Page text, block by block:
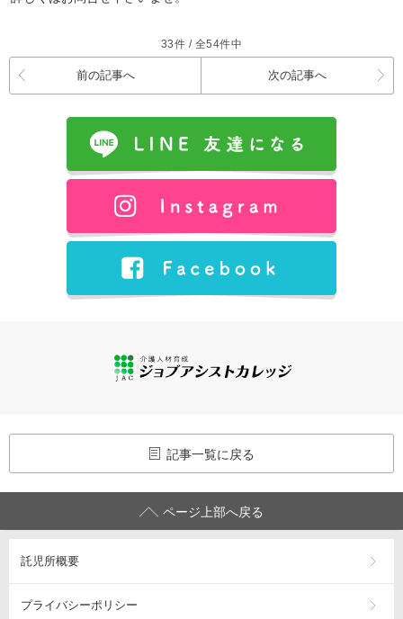
33件 / 全54件中
前の記事へ 次の記事へ
記事一覧に戻る
ページ上部へ戻る
託児所概要
プライバシーポリシー